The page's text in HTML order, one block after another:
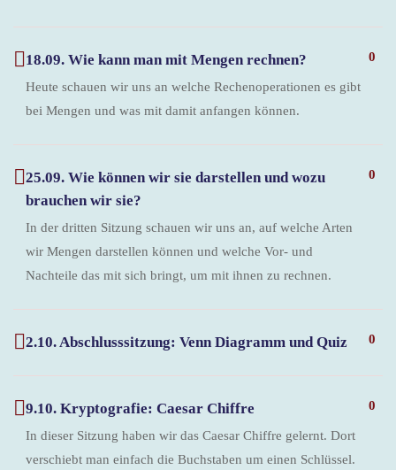
18.09. Wie kann man mit Mengen rechnen?
Heute schauen wir uns an welche Rechenoperationen es gibt
bei Mengen und was mit damit anfangen können.
0
25.09. Wie können wir sie darstellen und wozu
brauchen wir sie?
In der dritten Sitzung schauen wir uns an, auf welche Arten
wir Mengen darstellen können und welche Vor- und
Nachteile das mit sich bringt, um mit ihnen zu rechnen.
0
2.10. Abschlusssitzung: Venn Diagramm und Quiz 0
9.10. Kryptografie: Caesar Chiffre
In dieser Sitzung haben wir das Caesar Chiffre gelernt. Dort
verschiebt man einfach die Buchstaben um einen Schlüssel.
0